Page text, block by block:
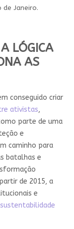
de Janeiro.
LÓGICA
AS
conseguido criar
ativistas,
parte de uma
e
caminho para
batalhas e
de 2015, a
e
sustentabilidade